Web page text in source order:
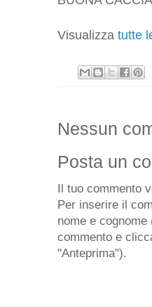
Visualizza tutte
Nessun
Posta un
Il tuo commento
Per inserire il
nome e
commento e
"Anteprima").